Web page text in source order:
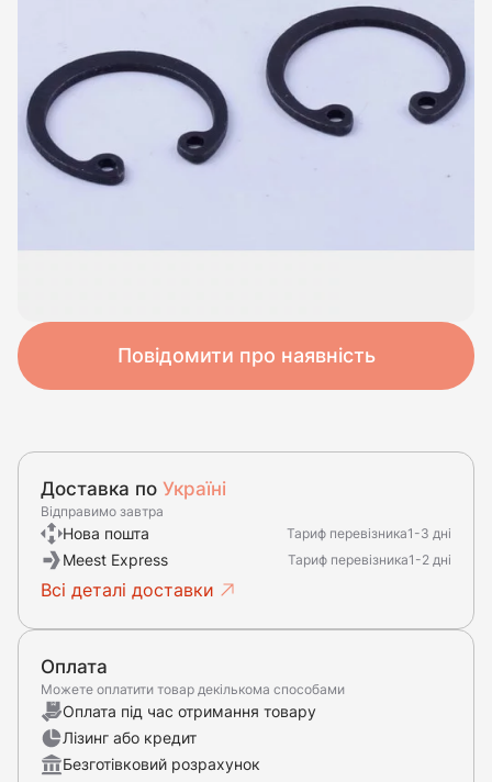
Повідомити про наявність
Доставка по Україні
Відправимо завтра
Нова пошта Тариф перевізника1-3 дні
Meest Express Тариф перевізника1-2 дні
Всі деталі доставки
Оплата
Можете оплатити товар декількома способами
Оплата під час отримання товару
Лізинг або кредит
Безготівковий розрахунок